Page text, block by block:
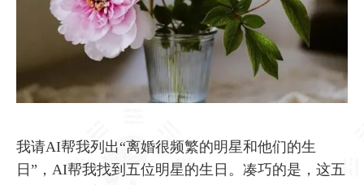
我请AI帮我列出“离婚很频繁的明星和他们的生
日”，AI帮我找到五位明星的生日。凑巧的是，这五